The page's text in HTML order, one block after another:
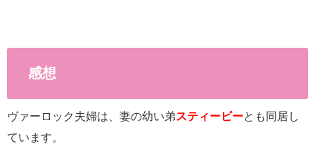
感想
ヴァーロック夫婦は、妻の幼い弟スティービーとも同居し
ています。